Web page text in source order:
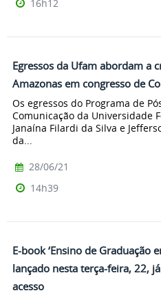
16h12
Egressos da Ufam abordam a
Amazonas em congresso de
Os egressos do Programa de
Comunicação da Universidade
Janaína Filardi da Silva e
da...
28/06/21
14h39
E-book ‘Ensino de Graduação
lançado nesta terça-feira, 22,
acesso